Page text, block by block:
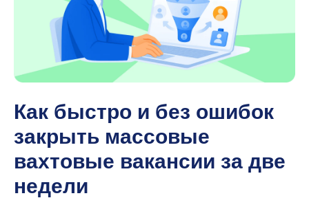
Как быстро и без ошибок
закрыть массовые
вахтовые вакансии за две
недели